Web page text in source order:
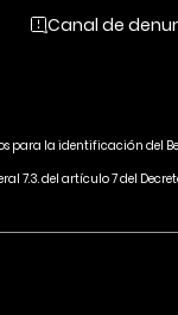
Canal de
para la identificación
del artículo 7 del